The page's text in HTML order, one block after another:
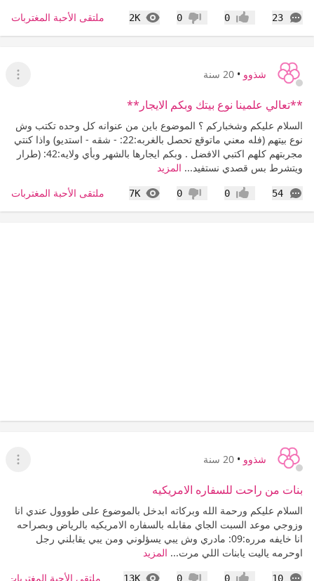
23
التعليقات إعجاب0 عدم إعجاب
0
2K
المشاهدات ملتقى الأحبة المغتربات
شذوو • 20 سنة
عرض
**تعالي علمينا نوع بيتك وبكم الايجار**
السلام عليكم وشخباركم ؟ الموضوع باين من عنوانه كل وحده تكتب وش
نوع بيتهم (فله معني ماتوقع تحصل بالغربه:22: - شقه - استديو) واذا كنتي
مجربتهم كلهم اكتبي الافضل . وبكم ايجارها بالشهر وبأي ولايه:42: (طرار
ويتشرط بس قصدي نستفيد... المزيد
54
التعليقات إعجاب0 عدم إعجاب
0
7K
المشاهدات ملتقى الأحبة المغتربات
شذوو • 20 سنة
عرض
بنات من راحت للسفاره الامريكيه
السلام عليكم ورحمة الله وبركاته ابدخل بالموضوع على طووول عندي انا
وزوجي موعد السبت الجاي مقابله بالسفاره الامريكيه بالرياض وبصراحه
انا خايفه مرره:09: مادري وش يبي يسؤلوني ومن يبي يقابلني رجل
اوحرمه ياليت يابنات اللي مرت... المزيد
10
التعليقات 0
0
13K
المشاهدات ملتقى الأحبة المغتربات